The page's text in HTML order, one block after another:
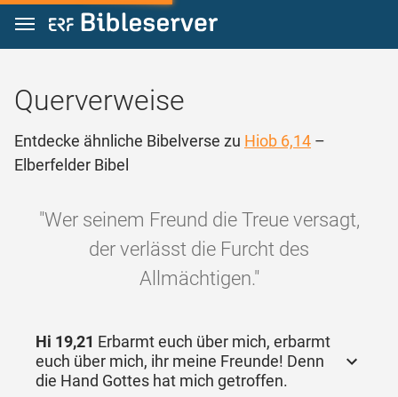
Zum Inhalt springen
Querverweise
Entdecke ähnliche Bibelverse zu Hiob 6,14 –
Elberfelder Bibel
"Wer seinem Freund die Treue versagt,
der verlässt die Furcht des
Allmächtigen."
Hi 19,21 Erbarmt euch über mich, erbarmt
euch über mich, ihr meine Freunde! Denn
die Hand Gottes hat mich getroffen.